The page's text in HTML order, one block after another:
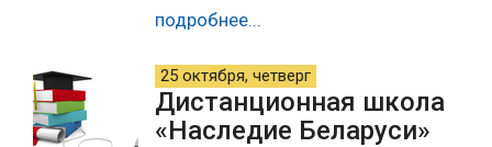
подробнее...
25 октября, четверг
Дистанционная школа
«Наследие Беларуси»